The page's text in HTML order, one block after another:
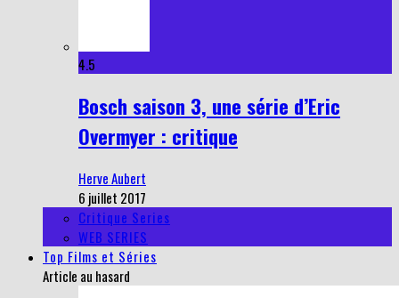
4.5
Bosch saison 3, une série d’Eric
Overmyer : critique
Herve Aubert
6 juillet 2017
Critique Series
WEB SERIES
Top Films et Séries
Article au hasard